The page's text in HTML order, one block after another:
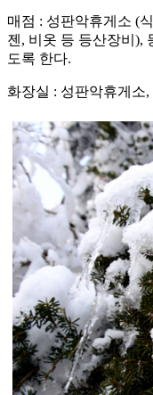
매점 : 성판악휴게소 (
젠, 비옷 등 등산장비),
도록 한다.
화장실 : 성판악휴게소